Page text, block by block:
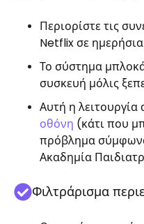
Περιορίστε τις
Netflix σε
Το σύστημα
συσκευή μόλις
Αυτή η λειτουργία
οθόνη (κάτι που
πρόβλημα
Ακαδημία
Φιλτράρισμα